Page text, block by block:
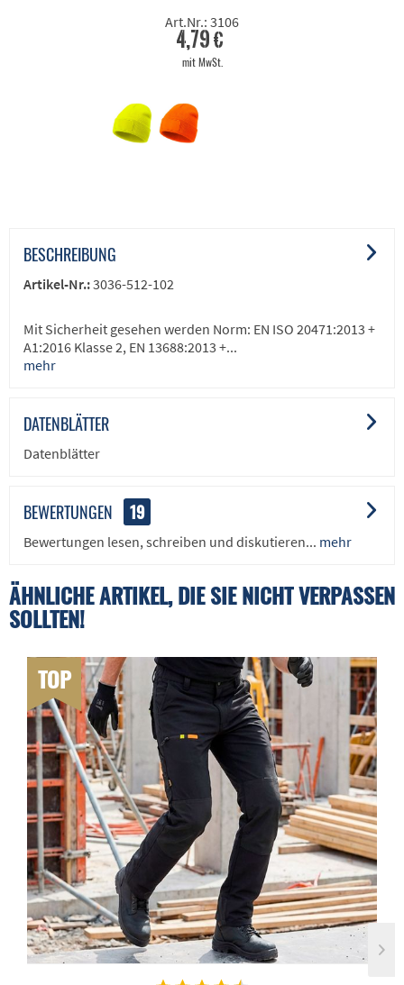
Art.Nr.: 3106
4,79 €
mit MwSt.
BESCHREIBUNG
Artikel-Nr.:3036-512-102
Mit Sicherheit gesehen werden Norm: EN ISO 20471:2013 +
A1:2016 Klasse 2, EN 13688:2013 +...
mehr
DATENBLÄTTER
Datenblätter
BEWERTUNGEN 19
Bewertungen lesen, schreiben und diskutieren... mehr
ÄHNLICHE ARTIKEL, DIE SIE NICHT VERPASSEN
SOLLTEN!
TOP